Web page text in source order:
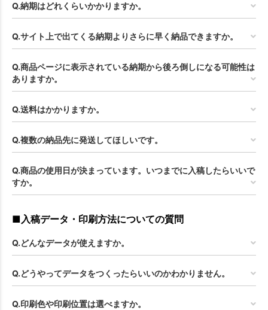
Q.納期はどれくらいかかりますか。
Q.サイト上で出てくる納期よりさらに早く納品できますか。
Q.商品ページに表示されている納期から後ろ倒しになる可能性は
ありますか。
Q.送料はかかりますか。
Q.複数の納品先に発送してほしいです。
Q.商品の使用日が決まっています。いつまでに入稿したらいいで
すか。
■入稿データ・印刷方法についての質問
Q.どんなデータが使えますか。
Q.どうやってデータをつくったらいいのかわかりません。
Q.印刷色や印刷位置は選べますか。